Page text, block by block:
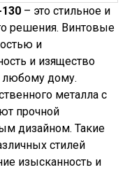
– это стильное и
решения. Винтовые
и
и изящество
любому дому.
металла с
прочной
дизайном. Такие
стилей
изысканность и